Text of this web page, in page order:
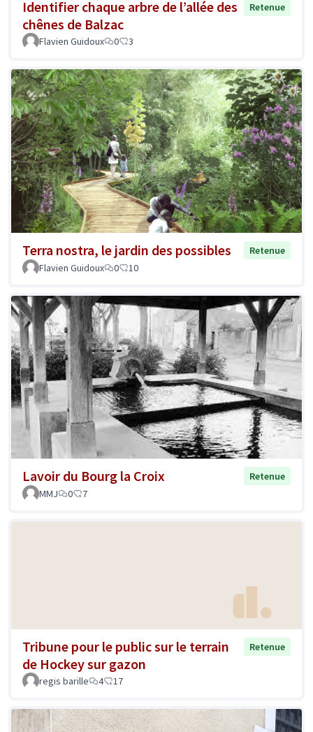
Identifier chaque arbre de l’allée des
chênes de Balzac
Retenue
Flavien Guidoux 0 3
Terra nostra, le jardin des possibles
Retenue
Flavien Guidoux
0 10
Lavoir du Bourg la Croix
Retenue
MMJ
0 7
Tribune pour le public sur le terrain
de Hockey sur gazon
Retenue
regis barille 4 17